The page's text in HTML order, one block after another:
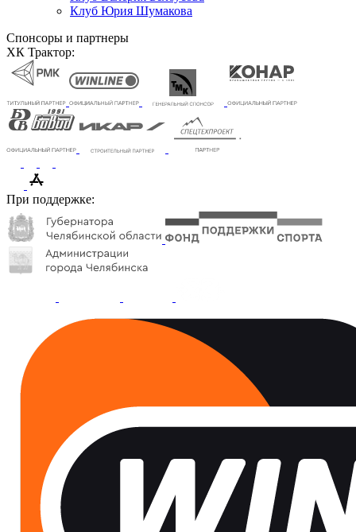
Клуб Юрия Шумакова
Спонсоры и партнеры
ХК Трактор:
При поддержке: